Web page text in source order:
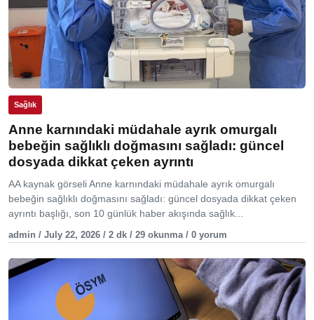
Sağlık
Anne karnındaki müdahale ayrık omurgalı
bebeğin sağlıklı doğmasını sağladı: güncel
dosyada dikkat çeken ayrıntı
AA kaynak görseli Anne karnındaki müdahale ayrık omurgalı
bebeğin sağlıklı doğmasını sağladı: güncel dosyada dikkat çeken
ayrıntı başlığı, son 10 günlük haber akışında sağlık...
admin / July 22, 2026 / 2 dk / 29 okunma / 0 yorum